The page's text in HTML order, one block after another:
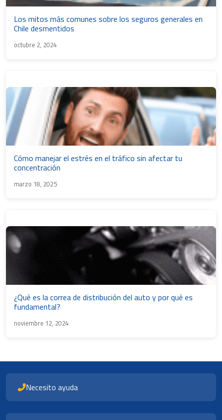
Los mitos más comunes sobre los seguros generales en
Chile desmentidos
octubre 2, 2024
Cómo manejar el estrés en el tráfico sin afectar tu
concentración
marzo 18, 2025
¿Qué es la correa de distribución del auto y por qué es
fundamental?
noviembre 12, 2024
Necesito ayuda